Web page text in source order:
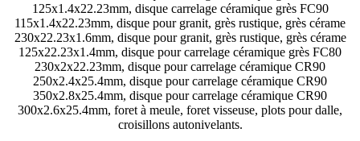
125x1.4x22.23mm, disque carrelage céramique grès FC90
115x1.4x22.23mm, disque pour granit, grès rustique, grès cérame
230x22.23x1.6mm, disque pour granit, grès rustique, grès cérame
125x22.23x1.4mm, disque pour carrelage céramique grès FC80
230x2x22.23mm, disque pour carrelage céramique CR90
250x2.4x25.4mm, disque pour carrelage céramique CR90
350x2.8x25.4mm, disque pour carrelage céramique CR90
300x2.6x25.4mm, foret à meule, foret visseuse, plots pour dalle,
croisillons autonivelants.